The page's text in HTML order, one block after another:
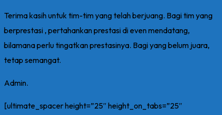
Terima kasih untuk tim-tim yang telah berjuang. Bagi tim yang
berprestasi , pertahankan prestasi di even mendatang,
bilamana perlu tingatkan prestasinya. Bagi yang belum juara,
tetap semangat.
Admin.
[ultimate_spacer height=”25″ height_on_tabs=”25″